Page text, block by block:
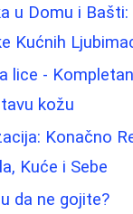
u Domu i
Kućnih
lice -
kožu
Konačno
Kuće i Sebe
da ne gojite?